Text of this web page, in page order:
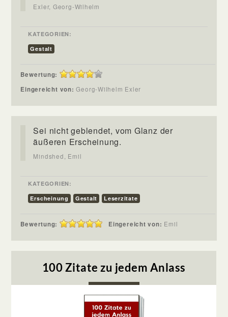
Exler, Georg-Wilhelm
KATEGORIEN:
Gestalt
Bewertung:
Eingereicht von:Georg-Wilhelm Exler
Sei nicht geblendet, vom Glanz der
äußeren Erscheinung.
Mindshed, Emil
KATEGORIEN:
Erscheinung
Gestalt Leserzitate
Bewertung: Eingereicht von: Emil